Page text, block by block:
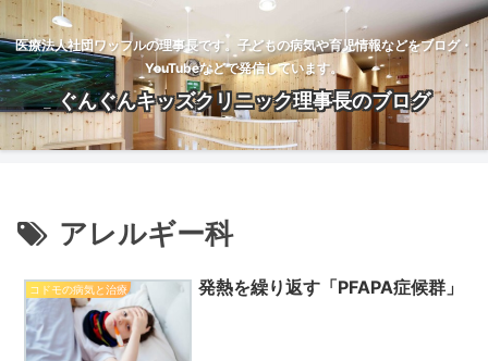
医療法人社団ワッフルの理事長です。子どもの病気や育児情報などをブログ・
YouTubeなどで発信しています。
ぐんぐんキッズクリニック理事長のブログ
アレルギー科
コドモの病気と治療 発熱を繰り返す「PFAPA症候群」